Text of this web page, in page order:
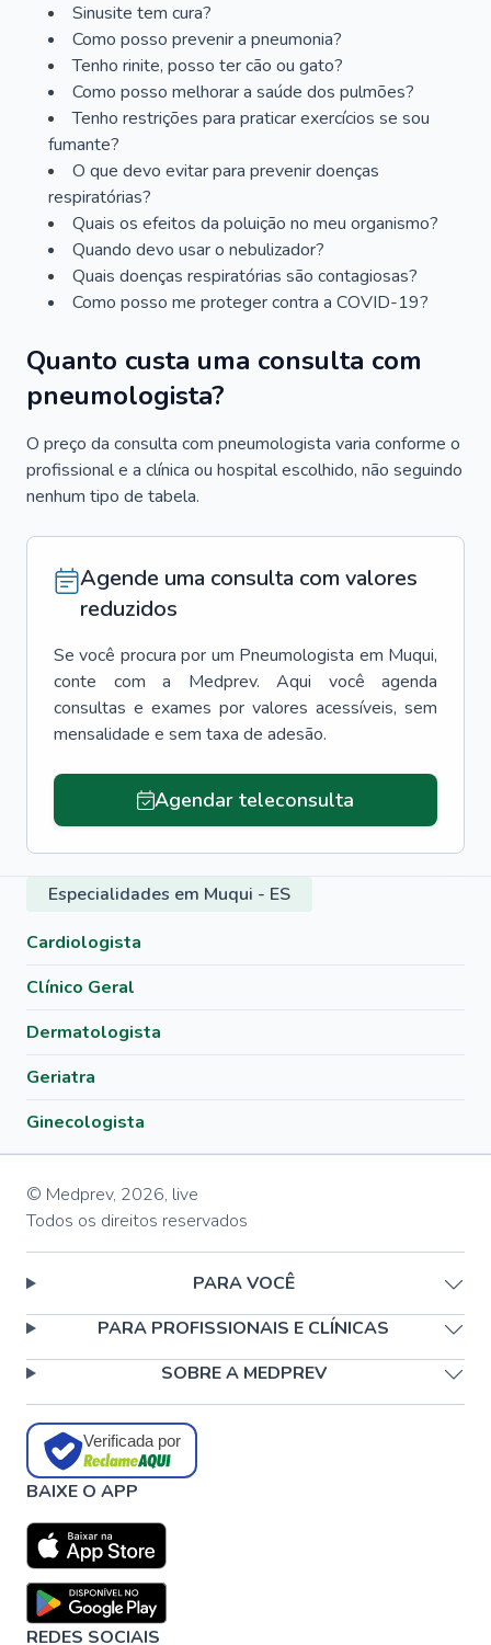
Sinusite tem cura?
Como posso prevenir a pneumonia?
Tenho rinite, posso ter cão ou gato?
Como posso melhorar a saúde dos pulmões?
Tenho restrições para praticar exercícios se sou
fumante?
O que devo evitar para prevenir doenças
respiratórias?
Quais os efeitos da poluição no meu organismo?
Quando devo usar o nebulizador?
Quais doenças respiratórias são contagiosas?
Como posso me proteger contra a COVID-19?
Quanto custa uma consulta com
pneumologista?
O preço da consulta com pneumologista varia conforme o
profissional e a clínica ou hospital escolhido, não seguindo
nenhum tipo de tabela.
Agende uma consulta com valores
reduzidos
Se você procura por um Pneumologista em Muqui,
conte com a Medprev. Aqui você agenda
consultas e exames por valores acessíveis, sem
mensalidade e sem taxa de adesão.
Agendar teleconsulta
Especialidades em Muqui - ES
Cardiologista
Clínico Geral
Dermatologista
Geriatra
Ginecologista
© Medprev, 2026, live
Todos os direitos reservados
PARA VOCÊ
PARA PROFISSIONAIS E CLÍNICAS
SOBRE A MEDPREV
Verificada por
BAIXE O APP
REDES SOCIAIS